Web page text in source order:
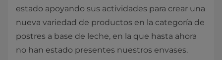
estado apoyando sus actividades para crear una
nueva variedad de productos en la categoría de
postres a base de leche, en la que hasta ahora
no han estado presentes nuestros envases.